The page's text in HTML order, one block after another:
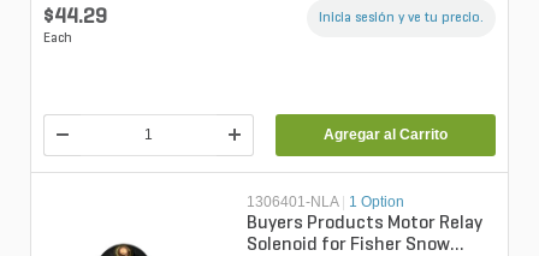
$44.29
Each
Inicia sesión y ve tu precio.
Agregar al Carrito
1306401-NLA | 1 Option
Buyers Products Motor Relay
Solenoid for Fisher Snow